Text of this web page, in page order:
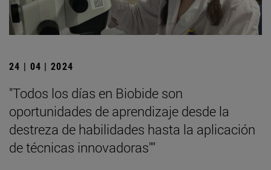
24 | 04 | 2024
"Todos los días en Biobide son
oportunidades de aprendizaje desde la
destreza de habilidades hasta la aplicación
de técnicas innovadoras""